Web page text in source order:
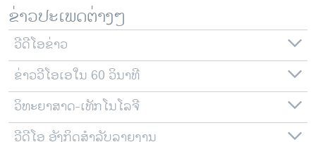
ສຽງ
ລາຍການກະຈາຍສຽງ
ລາຍງານ
ຕິດຕາມພວກເຮົາ ທີ່
ພາສາຕ່າງໆ
ຂ່າວປະເພດຕ່າງໆ
ວີດີໂອຂ່າວ
ຂ່າວວີໂອເອໃນ 60 ວິນາທີ
ວິທະຍາສາດ-ເທັກໂນໂລຈີ
ວີດີໂອ ອັງກິດສຳລັບລາຍງານ